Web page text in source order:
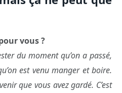
vous ?
du moment qu’on a passé,
est venu manger et boire.
que vous avez gardé. C’est